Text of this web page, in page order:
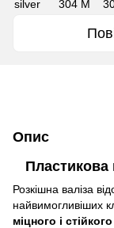
Опис
Пластикова
Розкішна валіза
найвимогливіших
міцного і